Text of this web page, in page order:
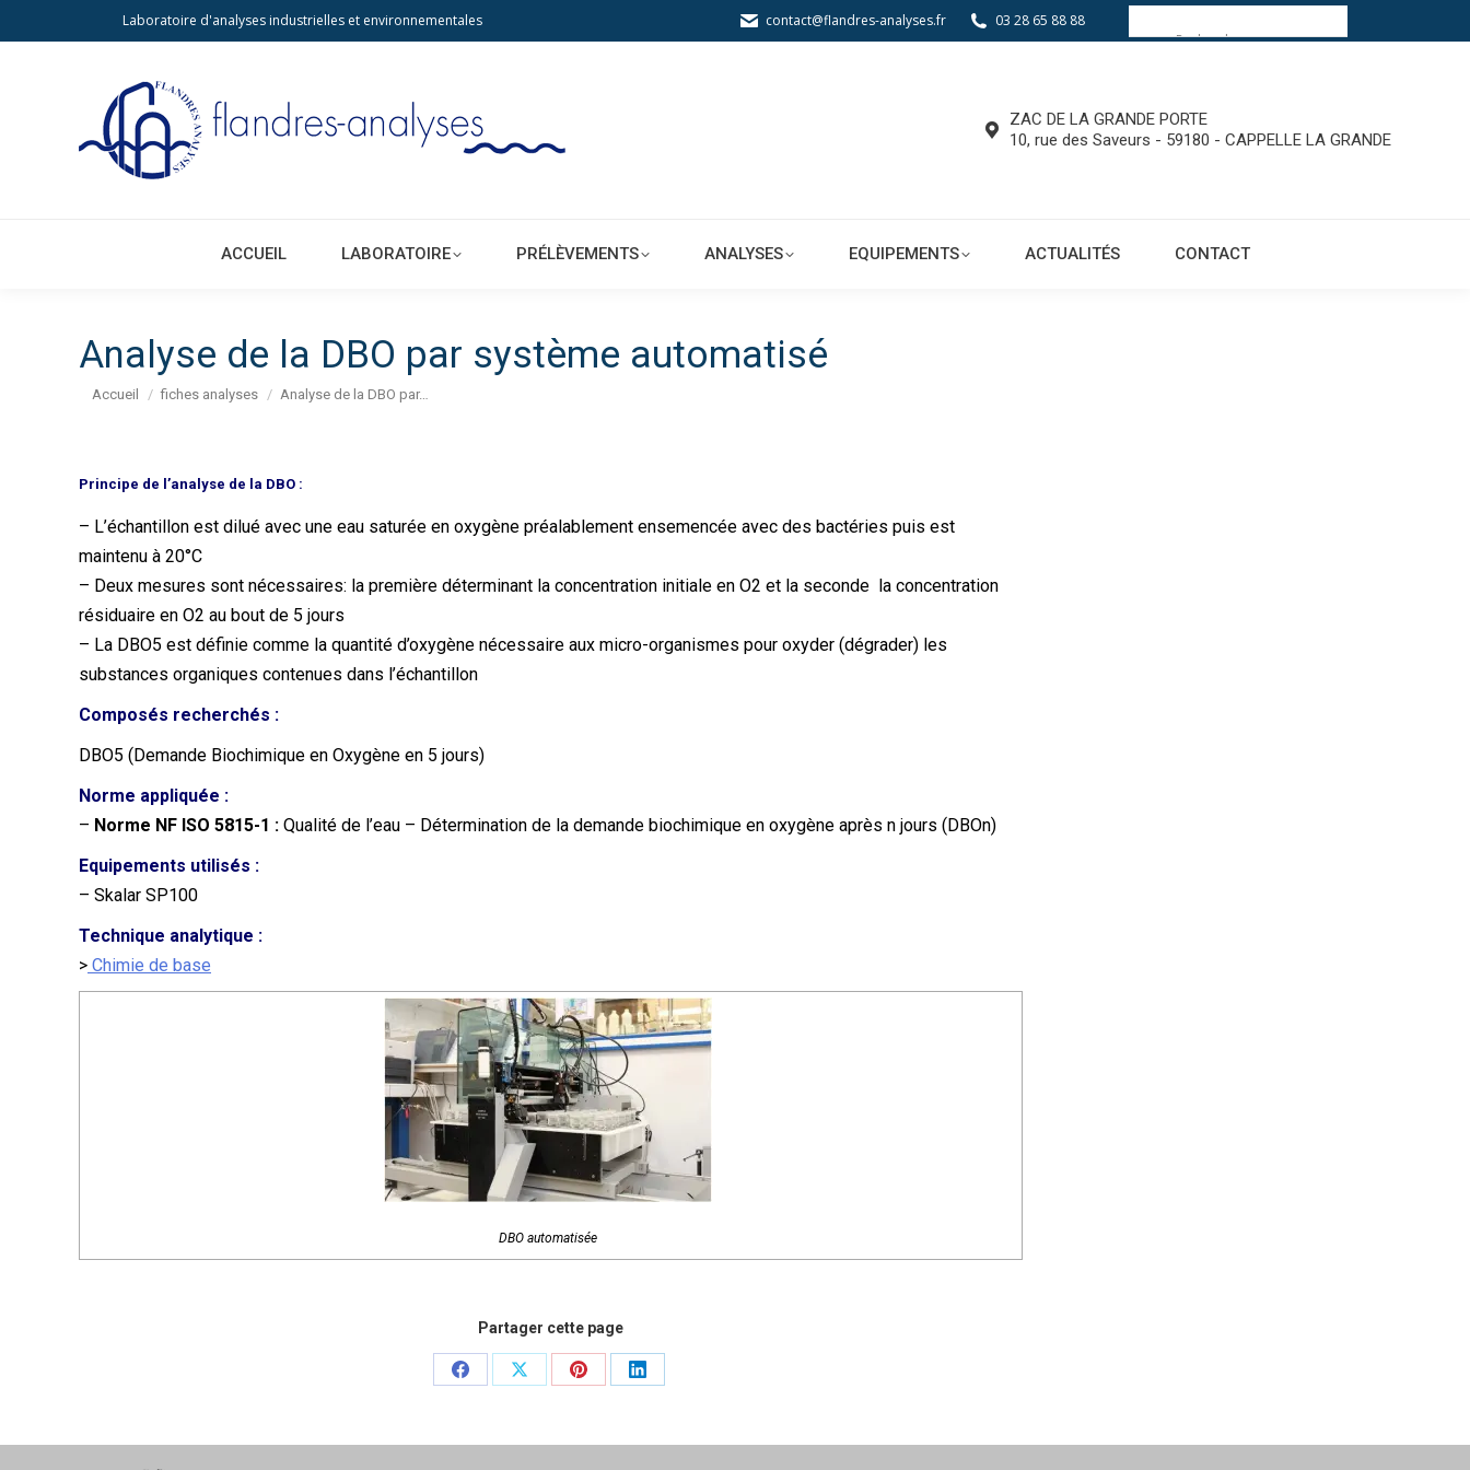
Laboratoire d'analyses industrielles et environnementales contact@flandres-analyses.fr 03 28 65 88 88
ZAC DE LA GRANDE PORTE
10, rue des Saveurs - 59180 - CAPPELLE LA GRANDE
ACCUEIL LABORATOIRE PRÉLÈVEMENTS ANALYSES EQUIPEMENTS ACTUALITÉS CONTACT
Analyse de la DBO par système automatisé
Vous êtes ici :
Accueil fiches analyses Analyse de la DBO par…
Principe de l’analyse de la DBO :
– L’échantillon est dilué avec une eau saturée en oxygène préalablement ensemencée avec des bactéries puis est
maintenu à 20°C
– Deux mesures sont nécessaires: la première déterminant la concentration initiale en O2 et la seconde la concentration
résiduaire en O2 au bout de 5 jours
– La DBO5 est définie comme la quantité d’oxygène nécessaire aux micro-organismes pour oxyder (dégrader) les
substances organiques contenues dans l’échantillon
Composés recherchés :
DBO5 (Demande Biochimique en Oxygène en 5 jours)
Norme appliquée :
– Norme NF ISO 5815-1 : Qualité de l’eau – Détermination de la demande biochimique en oxygène après n jours (DBOn)
Equipements utilisés :
– Skalar SP100
Technique analytique :
> Chimie de base
DBO automatisée
Partager cette page
Partager
Facebook
Partager
X
Partager
Pinterest
Partager
LinkedIn